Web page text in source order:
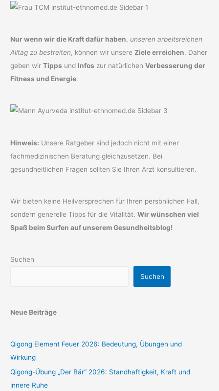
Nur wenn wir die Kraft dafür haben, unseren arbeitsreichen
Alltag zu bestreiten, können wir unsereZiele erreichen. Daher
geben wirTipps und Infos zur natürlichenVerbesserung der
Fitness und Energie.
Hinweis: Unsere Ratgeber sind jedoch nicht mit einer
fachmedizinischen Beratung gleichzusetzen. Bei
gesundheitlichen Fragen sollten Sie Ihren Arzt konsultieren.
Wir bieten keine Heilversprechen für Ihren persönlichen Fall,
sondern generelle Tipps für die Vitalität.Wir wünschen viel
Spaß beim Surfen auf unserem Gesundheitsblog!
Suchen
Suchen
Neue Beiträge
Qigong Element Feuer 2026: Bedeutung, Übungen und
Wirkung
Qigong-Übung „Der Bär“ 2026: Standhaftigkeit, Kraft und
innere Ruhe